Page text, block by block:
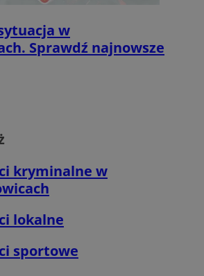
w
Sprawdź najnowsze
kryminalne w
lokalne
sportowe